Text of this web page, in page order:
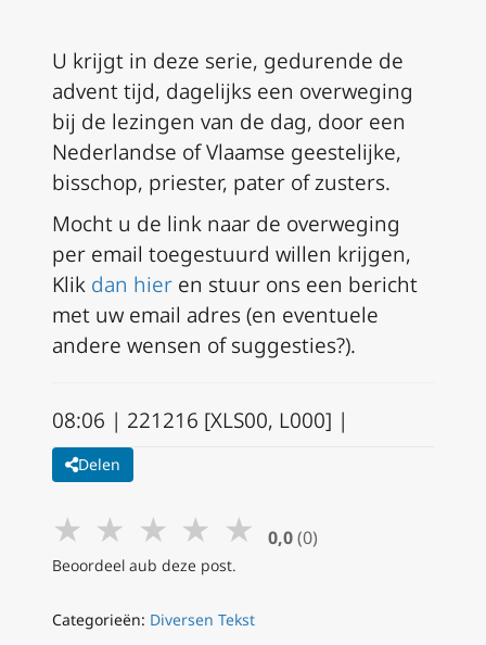
U krijgt in deze serie, gedurende de
advent tijd, dagelijks een overweging
bij de lezingen van de dag, door een
Nederlandse of Vlaamse geestelijke,
bisschop, priester, pater of zusters.
Mocht u de link naar de overweging
per email toegestuurd willen krijgen,
Klik dan hier en stuur ons een bericht
met uw email adres (en eventuele
andere wensen of suggesties?).
08:06 | 221216 [XLS00, L000] |
Delen
★ ★ ★ ★ ★ 0,0 (0)
Beoordeel aub deze post.
Categorieën: Diversen Tekst